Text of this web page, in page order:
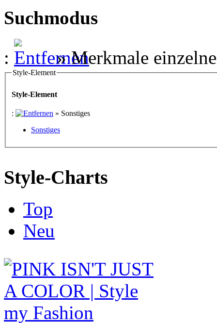
Suchmodus
:
»Merkmale
Style-Element
Style-Element
: » Sonstiges
Sonstiges
Style-Charts
Top
Neu